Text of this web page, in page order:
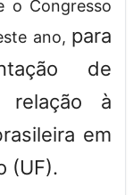
do Supremo
o Congresso
ano,
para
de
relação à
em